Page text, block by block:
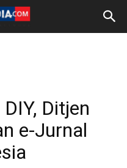
Ditjen
e-Jurnal